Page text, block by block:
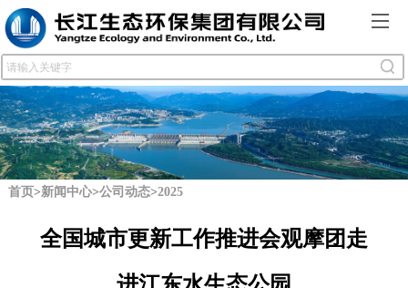
首页>新闻中心>公司动态>2025
全国城市更新工作推进会观摩团走